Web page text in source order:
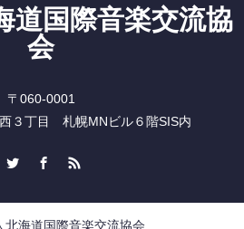
道国際音楽交流協
会
〒060-0001
３丁目 札幌MNビル６階SIS内
北海道国際音楽交流協会